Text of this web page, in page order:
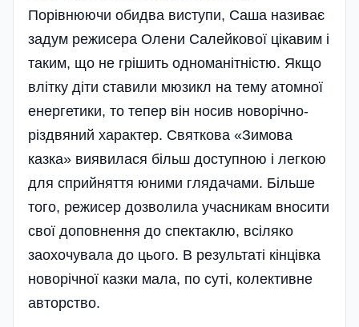
Порівнюючи обидва виступи, Саша називає
задум режисера Олени Салейкової цікавим і
таким, що не грішить одноманітністю. Якщо
влітку діти ставили мюзикл на тему атомної
енергетики, то тепер він носив новорічно-
різдвяний характер. Святкова «Зимова
казка» виявилася більш доступною і легкою
для сприйняття юними глядачами. Більше
того, режисер дозволила учасникам вносити
свої доповнення до спектаклю, всіляко
заохочувала до цього. В результаті кінцівка
новорічної казки мала, по суті, колективне
авторство.